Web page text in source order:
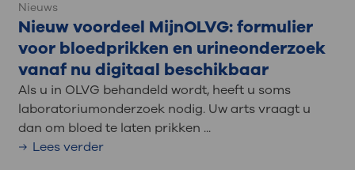
Nieuws
Nieuw voordeel MijnOLVG: formulier
voor bloedprikken en urineonderzoek
vanaf nu digitaal beschikbaar
Als u in OLVG behandeld wordt, heeft u soms
laboratoriumonderzoek nodig. Uw arts vraagt u
dan om bloed te laten prikken ...
Lees verder